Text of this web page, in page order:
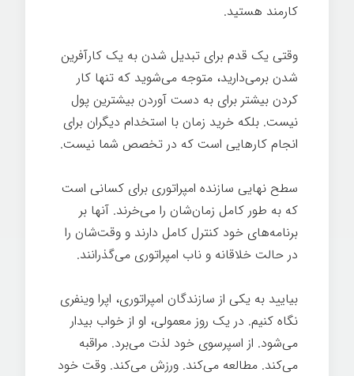
کارمند هستید.
وقتی یک قدم برای تبدیل شدن به یک کارآفرین
شدن برمی‌دارید، متوجه می‌شوید که تنها کار
کردن بیشتر برای به دست آوردن بیشترین پول
نیست. بلکه خرید زمان با استخدام دیگران برای
انجام کارهایی است که در تخصص شما نیست.
سطح نهایی سازنده امپراتوری برای کسانی است
که به طور کامل زمان‌شان را می‌خرند. آنها بر
برنامه‌های خود کنترل کامل دارند و وقت‌شان را
در حالت خلاقانه و ناب امپراتوری می‌گذرانند.
بیایید به یکی از سازندگان امپراتوری، اپرا وینفری
نگاه کنیم. در یک روز معمولی، او از خواب بیدار
می‌شود. از اسپرسوی خود لذت می‌برد. مراقبه
می‌کند. مطالعه می‌کند. ورزش می‌کند. وقت خود